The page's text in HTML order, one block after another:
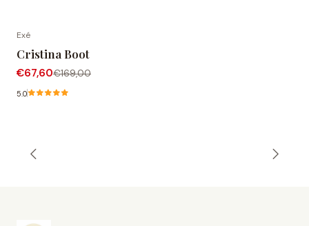
Exé
Cristina Boot
€67,60€169,00
5.0